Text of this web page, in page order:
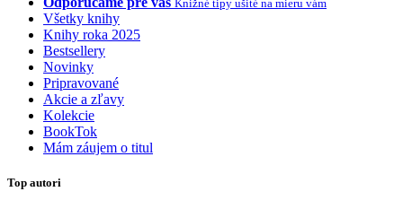
Knižné tipy ušité na mieru vám
Všetky knihy
Knihy roka 2025
Bestsellery
Novinky
Pripravované
Akcie a zľavy
Kolekcie
BookTok
Mám záujem o titul
Top autori